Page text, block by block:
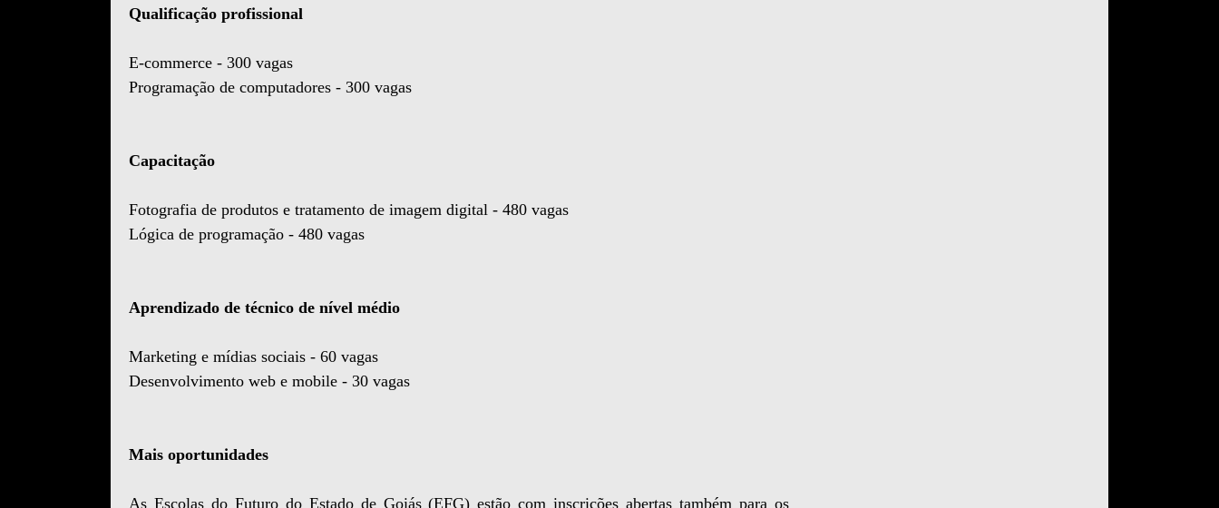
Qualificação profissional
E-commerce - 300 vagas
Programação de computadores - 300 vagas
Capacitação
Fotografia de produtos e tratamento de imagem digital - 480 vagas
Lógica de programação - 480 vagas
Aprendizado de técnico de nível médio
Marketing e mídias sociais - 60 vagas
Desenvolvimento web e mobile - 30 vagas
Mais oportunidades
As Escolas do Futuro do Estado de Goiás (EFG) estão com inscrições abertas também para os